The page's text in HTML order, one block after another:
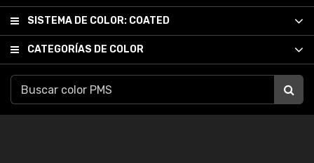
SISTEMA DE COLOR: COATED
CATEGORÍAS DE COLOR